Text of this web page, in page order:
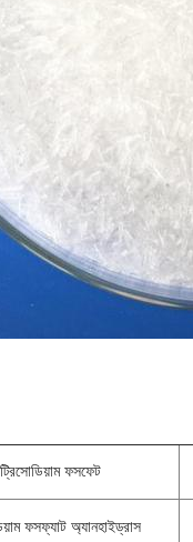
ট্রিসোডিয়াম ফসফেট
ফসফ্যাট অ্যানহাইড্রাস